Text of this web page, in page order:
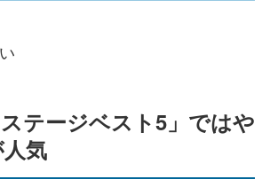
ステージベスト5」ではや
気